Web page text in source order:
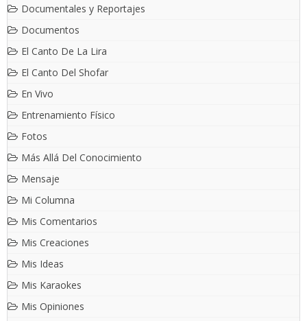
Documentales y Reportajes
Documentos
El Canto De La Lira
El Canto Del Shofar
En Vivo
Entrenamiento Físico
Fotos
Más Allá Del Conocimiento
Mensaje
Mi Columna
Mis Comentarios
Mis Creaciones
Mis Ideas
Mis Karaokes
Mis Opiniones